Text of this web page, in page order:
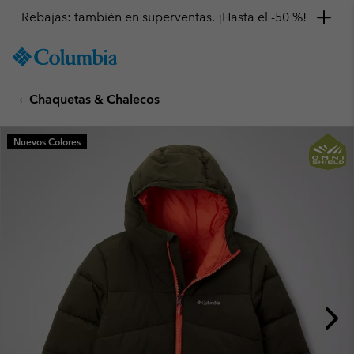
TO
SKIP
MAIN
NAV
Rebajas: también en superventas. ¡Hasta el -50 %!
Chaquetas & Chalecos
Nuevos Colores